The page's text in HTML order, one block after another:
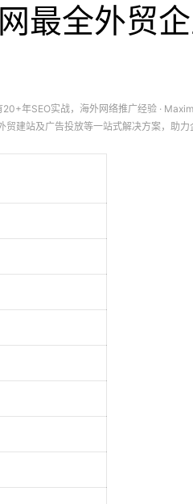
最全外贸
年SEO实战，海外网络推广经验 ·
建站及广告投放等一站式解决方案，助